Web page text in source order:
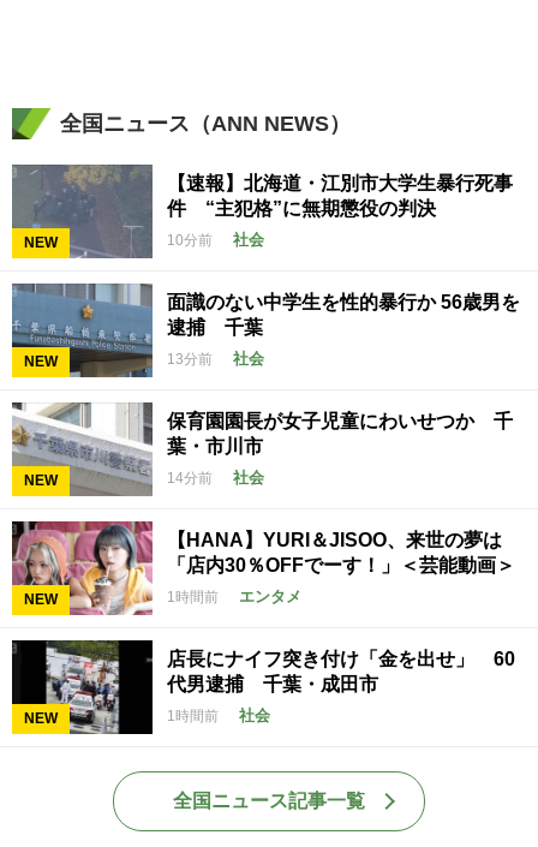
全国ニュース（ANN NEWS）
NEW
【速報】北海道・江別市大学生暴行死事
件 “主犯格”に無期懲役の判決
10分前 社会
NEW
面識のない中学生を性的暴行か 56歳男を
逮捕 千葉
13分前 社会
NEW
保育園園長が女子児童にわいせつか 千
葉・市川市
14分前 社会
NEW
【HANA】YURI＆JISOO、来世の夢は
「店内30％OFFでーす！」＜芸能動画＞
1時間前 エンタメ
NEW
店長にナイフ突き付け「金を出せ」 60
代男逮捕 千葉・成田市
1時間前 社会
全国ニュース記事一覧